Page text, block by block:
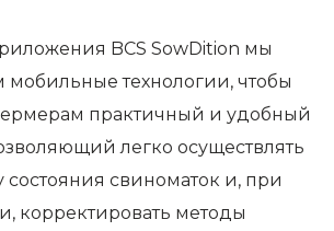
BCS SowDition мы
технологии, чтобы
практичный и удобный
легко осуществлять
состояния свиноматок и, при
корректировать методы